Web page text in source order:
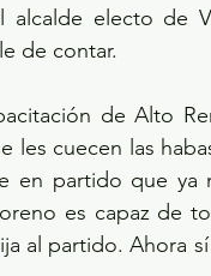
electo de
de contar.
de Alto
les cuecen las
en partido que
es capaz de
al partido. Ahora